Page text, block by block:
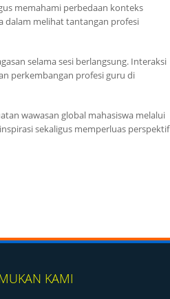
memahami perbedaan konteks
dalam melihat tantangan profesi
selama sesi berlangsung. Interaksi
perkembangan profesi guru di
wawasan global mahasiswa melalui
sekaligus memperluas perspektif
KAMI